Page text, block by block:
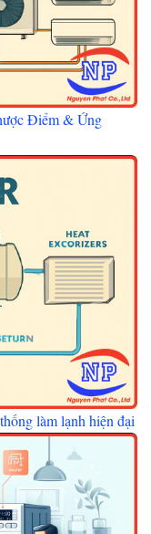
Điểm & Ứng
làm lạnh hiện đại